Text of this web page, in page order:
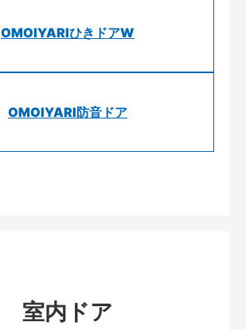
OMOIYARIひきドアW
OMOIYARI防音ドア
室内ドア